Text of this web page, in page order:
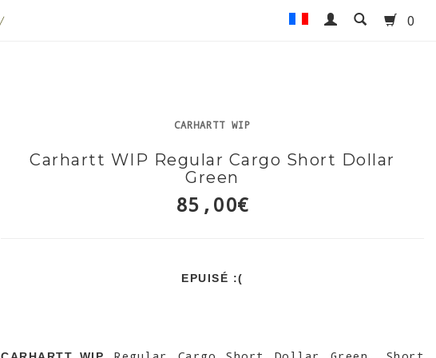
0
CARHARTT WIP
Carhartt WIP Regular Cargo Short Dollar
Green
85,00€
EPUISÉ :(